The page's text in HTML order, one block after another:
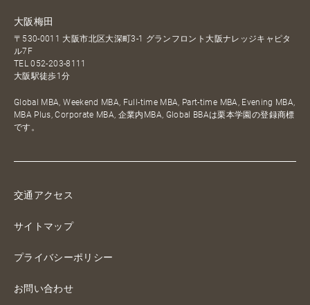
大阪梅田
〒530-0011 大阪市北区大深町3-1 グランフロント大阪ナレッジキャピタ
ル7F
TEL052-203-8111
大阪駅徒歩1分
Global MBA, Weekend MBA, Full-time MBA, Part-time MBA, Evening MBA,
MBA Plus, Corporate MBA, 企業内MBA, Global BBAは栗本学園の登録商標
です。
交通アクセス
サイトマップ
プライバシーポリシー
お問い合わせ